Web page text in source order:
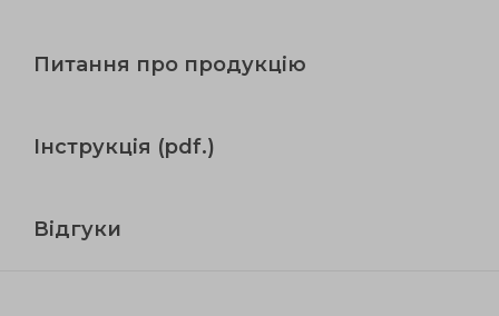
Питання про продукцію
Інструкція (pdf.)
Відгуки